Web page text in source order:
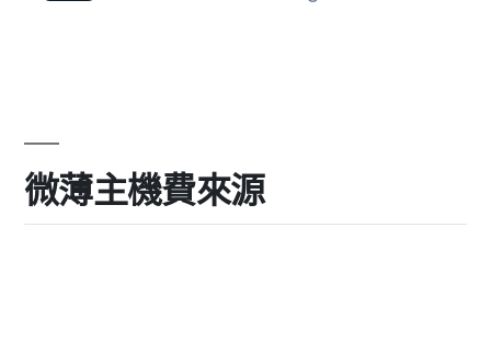
微薄主機費來源